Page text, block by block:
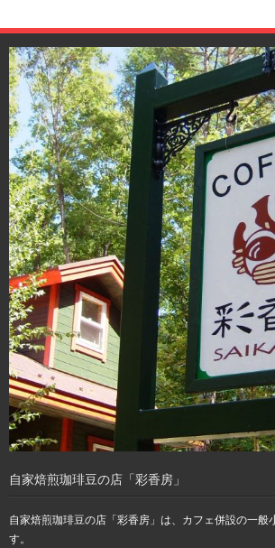
自家焙煎珈琲豆の店「彩香房」
自家焙煎珈琲豆の店「彩香房」は、カフェ併設の一般
す。